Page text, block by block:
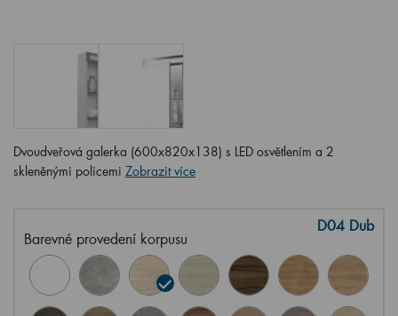
Dvoudveřová galerka (600x820x138) s LED osvětlením a 2
skleněnými policemi Zobrazit více
Barevné provedení korpusu
D04 Dub